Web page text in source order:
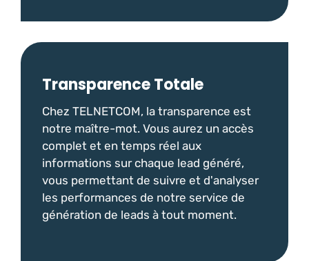
Transparence Totale
Chez TELNETCOM, la transparence est
notre maître-mot. Vous aurez un accès
complet et en temps réel aux
informations sur chaque lead généré,
vous permettant de suivre et d'analyser
les performances de notre service de
génération de leads à tout moment.